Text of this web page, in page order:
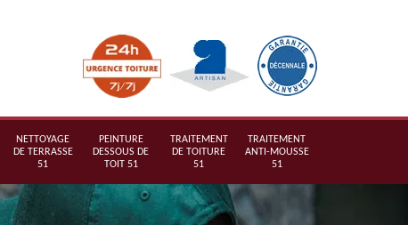
NETTOYAGE
DE TERRASSE
51
PEINTURE
DESSOUS DE
TOIT 51
TRAITEMENT
DE TOITURE
51
TRAITEMENT
ANTI-MOUSSE
51